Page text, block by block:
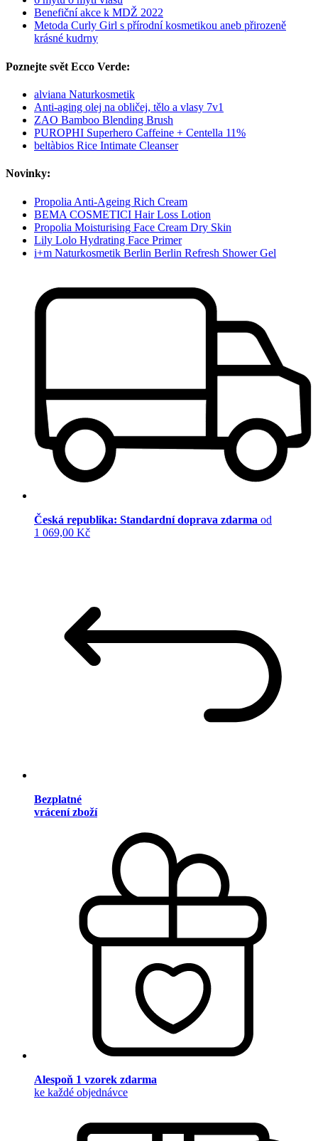
Benefiční akce k MDŽ 2022
Metoda Curly Girl s přírodní kosmetikou aneb přirozeně
krásné kudrny
Poznejte svět Ecco Verde:
alviana Naturkosmetik
Anti-aging olej na obličej, tělo a vlasy 7v1
ZAO Bamboo Blending Brush
PUROPHI Superhero Caffeine + Centella 11%
beltàbios Rice Intimate Cleanser
Novinky:
Propolia Anti-Ageing Rich Cream
BEMA COSMETICI Hair Loss Lotion
Propolia Moisturising Face Cream Dry Skin
Lily Lolo Hydrating Face Primer
i+m Naturkosmetik Berlin Berlin Refresh Shower Gel
Česká republika: Standardní doprava zdarma od
1 069,00 Kč
Bezplatné
vrácení zboží
Alespoň 1 vzorek zdarma
ke každé objednávce